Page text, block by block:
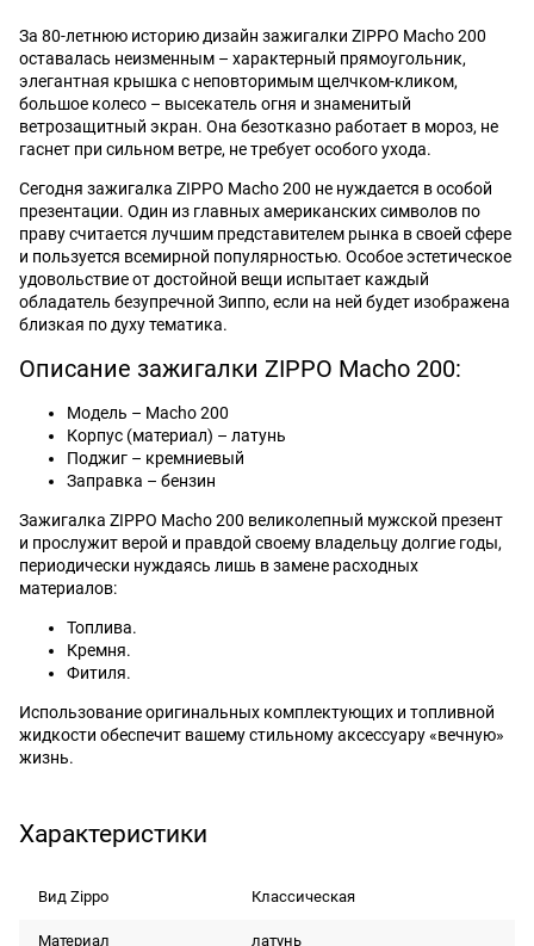
За 80-летнюю историю дизайн зажигалки ZIPPO Macho 200
оставалась неизменным – характерный прямоугольник,
элегантная крышка с неповторимым щелчком-кликом,
большое колесо – высекатель огня и знаменитый
ветрозащитный экран. Она безотказно работает в мороз, не
гаснет при сильном ветре, не требует особого ухода.
Сегодня зажигалка ZIPPO Macho 200 не нуждается в особой
презентации. Один из главных американских символов по
праву считается лучшим представителем рынка в своей сфере
и пользуется всемирной популярностью. Особое эстетическое
удовольствие от достойной вещи испытает каждый
обладатель безупречной Зиппо, если на ней будет изображена
близкая по духу тематика.
Описание зажигалки ZIPPO Macho 200:
Модель – Macho 200
Корпус (материал) – латунь
Поджиг – кремниевый
Заправка – бензин
Зажигалка ZIPPO Macho 200 великолепный мужской презент
и прослужит верой и правдой своему владельцу долгие годы,
периодически нуждаясь лишь в замене расходных
материалов:
Топлива.
Кремня.
Фитиля.
Использование оригинальных комплектующих и топливной
жидкости обеспечит вашему стильному аксессуару «вечную»
жизнь.
Характеристики
Вид Zippo Классическая
Материал латунь